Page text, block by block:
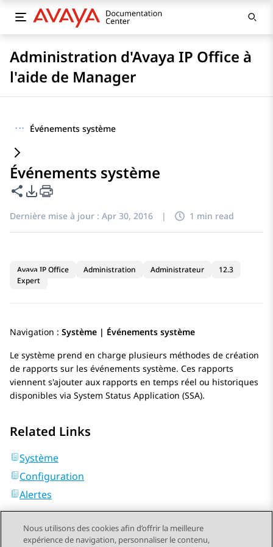
Administration d'Avaya IP Office à
l'aide de Manager
··· Événements système
Événements système
Partager cette page
Options d'exportation PDF
Dernière mise à jour : Apr 30, 2016 | 1 min read
Avaya IP Office Administration Administrateur
12.3
Expert
Navigation : Système | Événements système
Le système prend en charge plusieurs méthodes de création
de rapports sur les événements système. Ces rapports
viennent s'ajouter aux rapports en temps réel ou historiques
disponibles via System Status Application (SSA).
Related Links
Système
Configuration
Alertes
Nous utilisons des cookies afin d’offrir la meilleure
expérience de navigation, personnaliser le contenu,